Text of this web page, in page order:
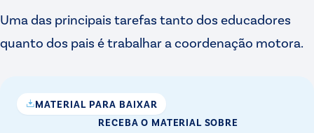
Uma das principais tarefas tanto dos educadores
quanto dos pais é trabalhar a coordenação motora.
MATERIAL PARA BAIXAR
RECEBA O MATERIAL SOBRE